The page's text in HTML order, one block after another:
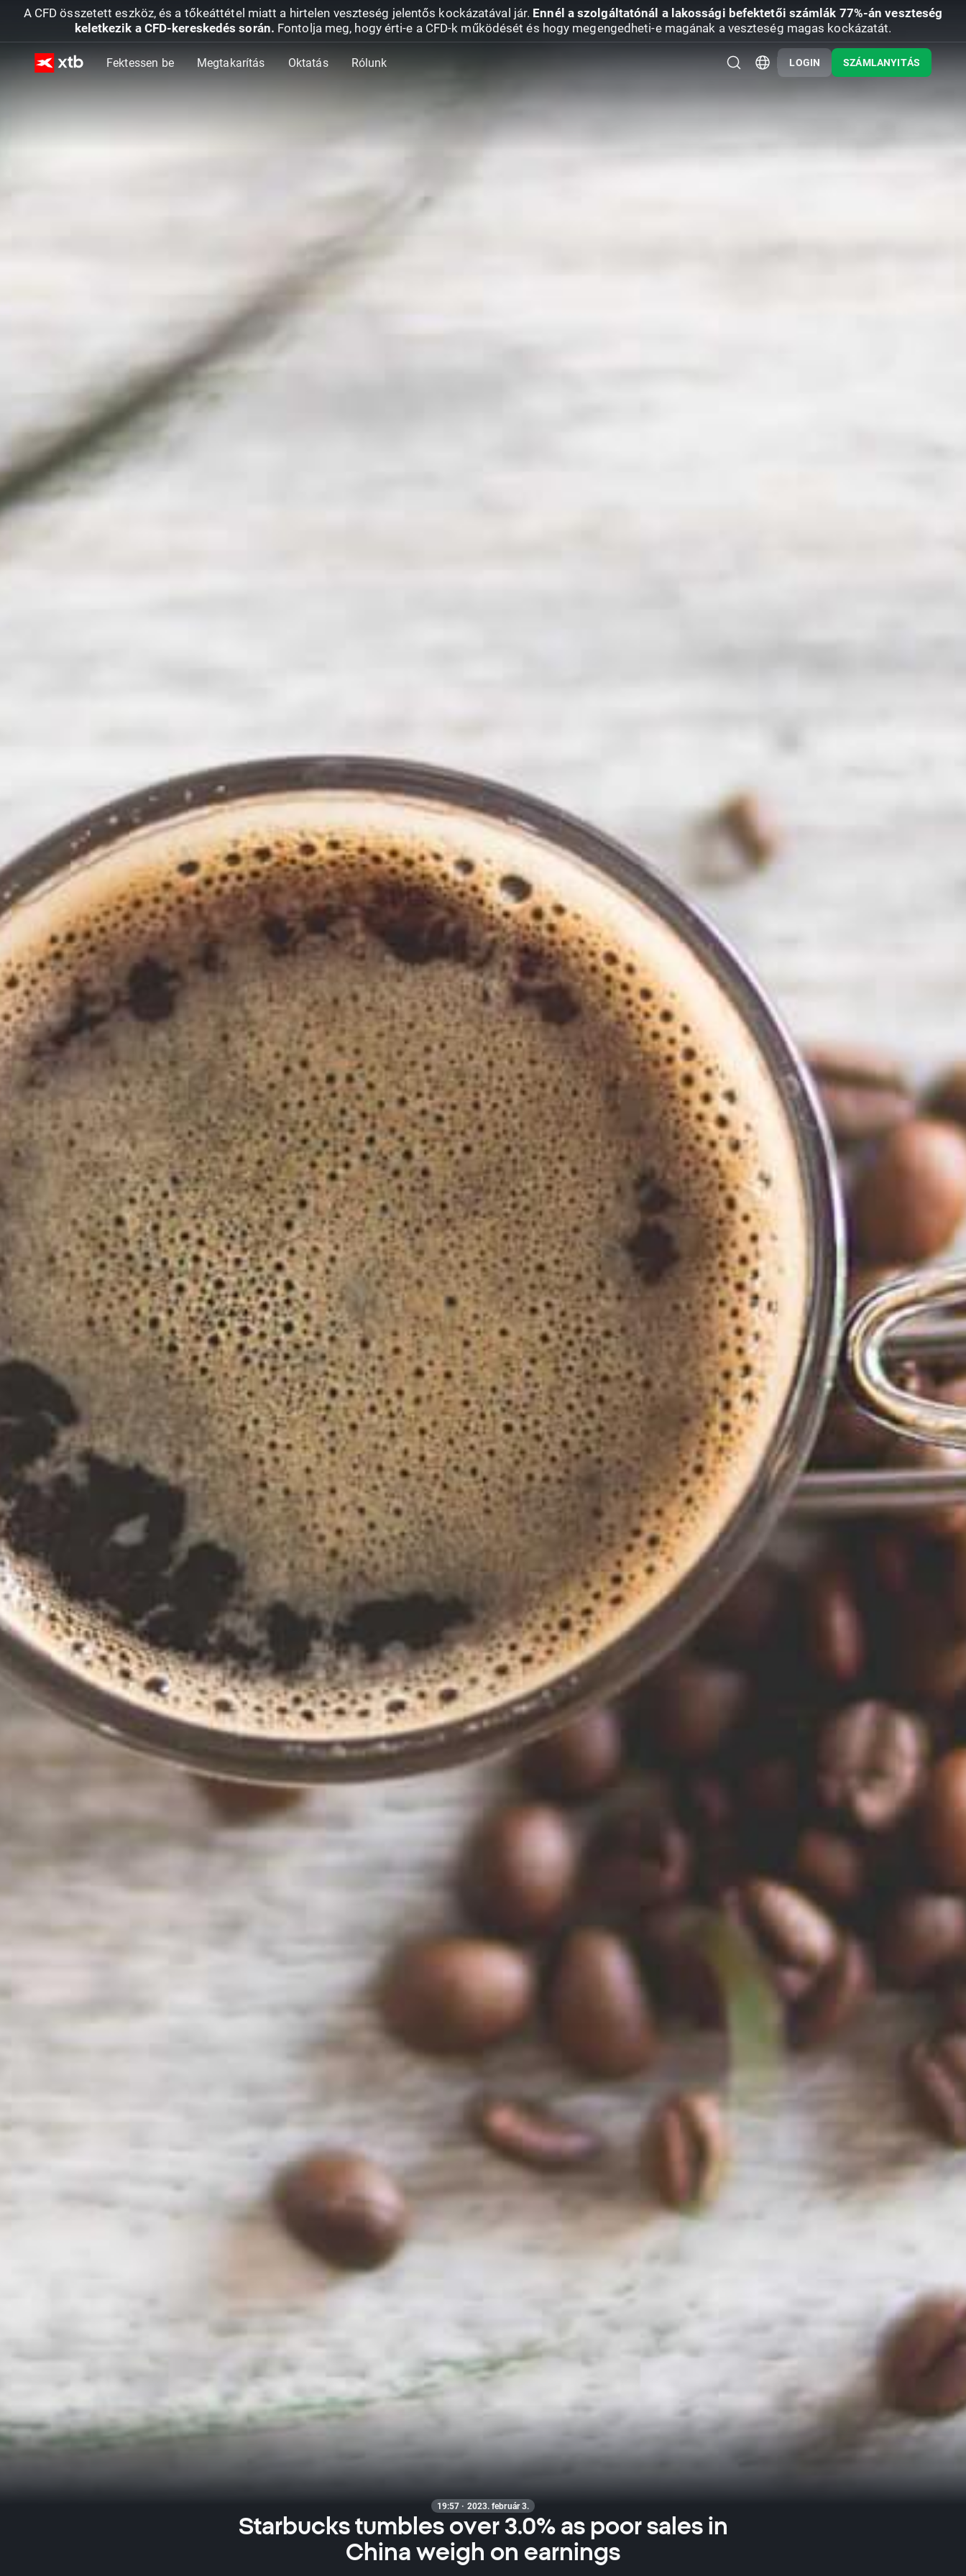
A CFD összetett eszköz, és a tőkeáttétel miatt a hirtelen veszteség jelentős kockázatával jár. Ennél a szolgáltatónál a lakossági befektetői számlák 77%-án veszteség
keletkezik a CFD-kereskedés során. Fontolja meg, hogy érti-e a CFD-k működését és hogy megengedheti-e magának a veszteség magas kockázatát.
Fektessen be Megtakarítás Oktatás Rólunk LOGIN SZÁMLANYITÁS
19:57 · 2023. február 3.
Starbucks tumbles over 3.0% as poor sales in
China weigh on earnings